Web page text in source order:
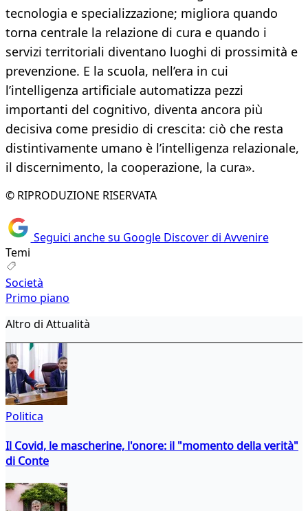
tecnologia e specializzazione; migliora quando
torna centrale la relazione di cura e quando i
servizi territoriali diventano luoghi di prossimità e
prevenzione. E la scuola, nell’era in cui
l’intelligenza artificiale automatizza pezzi
importanti del cognitivo, diventa ancora più
decisiva come presidio di crescita: ciò che resta
distintivamente umano è l’intelligenza relazionale,
il discernimento, la cooperazione, la cura».
© RIPRODUZIONE RISERVATA
Seguici anche su Google Discover di Avvenire
Temi
Società
Primo piano
Altro di Attualità
Politica
Il Covid, le mascherine, l'onore: il "momento della verità"
di Conte